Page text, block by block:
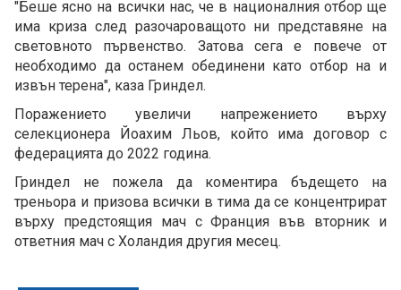
"Беше ясно на всички нас, че в националния отбор ще
има криза след разочароващото ни представяне на
световното първенство. Затова сега е повече от
необходимо да останем обединени като отбор на и
извън терена", каза Гриндел.
Поражението увеличи напрежението върху
селекционера Йоахим Льов, който има договор с
федерацията до 2022 година.
Гриндел не пожела да коментира бъдещето на
треньора и призова всички в тима да се концентрират
върху предстоящия мач с Франция във вторник и
ответния мач с Холандия другия месец.